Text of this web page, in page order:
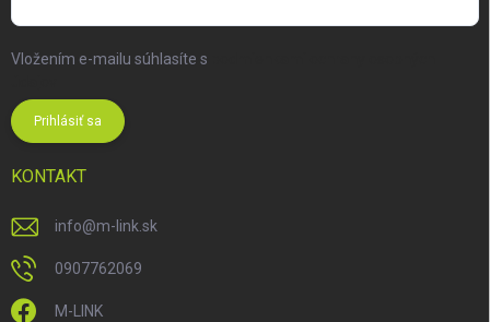
Vložením e-mailu súhlasíte s
Prihlásiť sa
KONTAKT
info@m-link.sk
0907762069
M-LINK